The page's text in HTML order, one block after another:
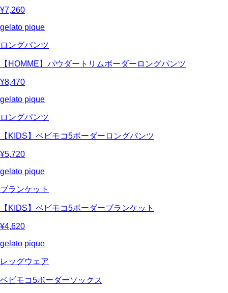
¥7,260
gelato pique
ロングパンツ
【HOMME】パウダートリムボーダーロングパンツ
¥8,470
gelato pique
ロングパンツ
【KIDS】ベビモコ5ボーダーロングパンツ
¥5,720
gelato pique
ブランケット
【KIDS】ベビモコ5ボーダーブランケット
¥4,620
gelato pique
レッグウェア
ベビモコ5ボーダーソックス